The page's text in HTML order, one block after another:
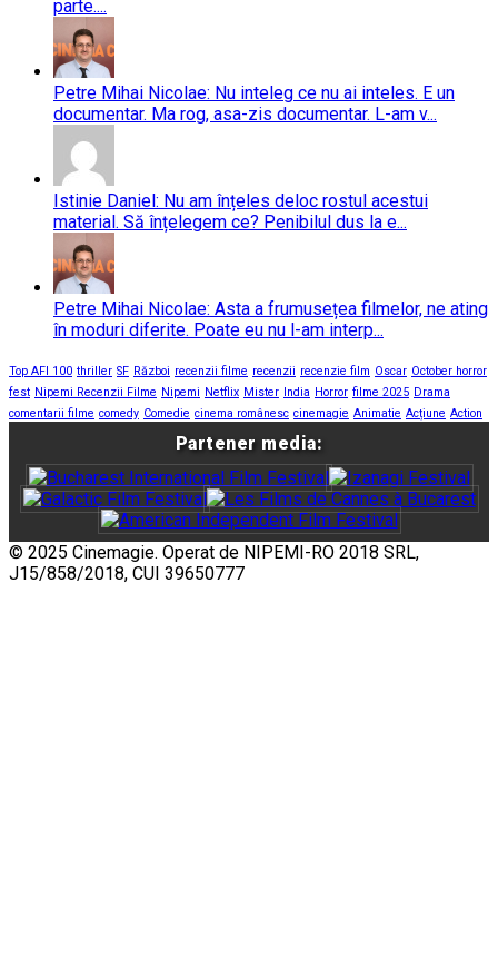
parte....
Petre Mihai Nicolae: Nu inteleg ce nu ai inteles. E un
documentar. Ma rog, asa-zis documentar. L-am v...
Istinie Daniel: Nu am înțeles deloc rostul acestui
material. Să înțelegem ce? Penibilul dus la e...
Petre Mihai Nicolae: Asta a frumusețea filmelor, ne ating
în moduri diferite. Poate eu nu l-am interp...
Top AFI 100 thriller SF Război recenzii filme recenzii recenzie film Oscar October horror
fest Nipemi Recenzii Filme Nipemi Netflix Mister India Horror filme 2025 Drama
comentarii filme comedy Comedie cinema românesc cinemagie Animatie Acțiune Action
Partener media:
© 2025 Cinemagie. Operat de NIPEMI-RO 2018 SRL,
J15/858/2018, CUI 39650777